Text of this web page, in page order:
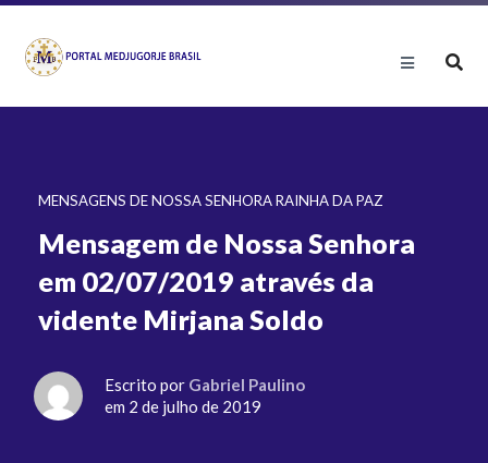
MENSAGENS DE NOSSA SENHORA RAINHA DA PAZ
Mensagem de Nossa Senhora
em 02/07/2019 através da
vidente Mirjana Soldo
Escrito por Gabriel Paulino
em 2 de julho de 2019